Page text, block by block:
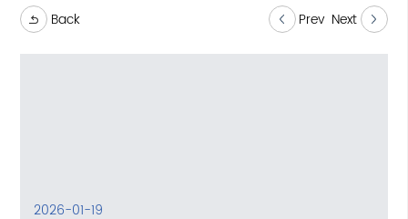
Back Prev Next
2026-01-19